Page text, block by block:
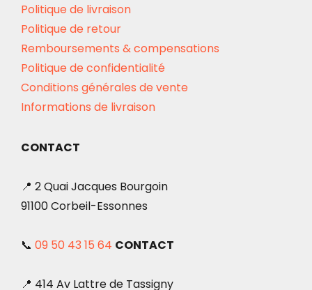
Politique de livraison
Politique de retour
Remboursements & compensations
Politique de confidentialité
Conditions générales de vente
Informations de livraison
CONTACT
📍 2 Quai Jacques Bourgoin
91100 Corbeil-Essonnes
📞 09 50 43 15 64 CONTACT
📍 414 Av Lattre de Tassigny